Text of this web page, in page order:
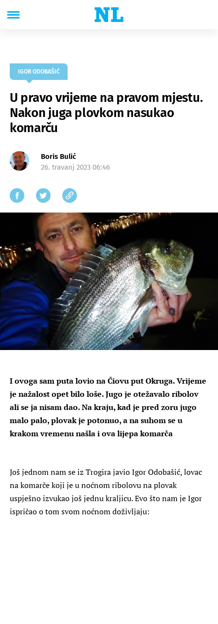
IGOR ODOBAŠIĆ
U pravo vrijeme na pravom mjestu.
Nakon juga plovkom nasukao
komarču
Boris Bulić
26. travanj 2023 06:46
I ovoga sam puta lovio na Čiovu put Okruga. Vrijeme
je nažalost opet bilo loše. Jugo je otežavalo ribolov
ali se ja nisam dao. Na kraju, kad je pred zoru jugo
malo palo, plovak je potonuo, a na suhom se u
krakom vremenu našla i ova lijepa komarča
Još jednom nam se iz Trogira javio Igor Odobašić, lovac
na komarče koji je u noćnom ribolovu na plovak
uspješno izvukao još jednu kraljicu. Evo što nam je Igor
ispričao o tom svom noćnom doživljaju: